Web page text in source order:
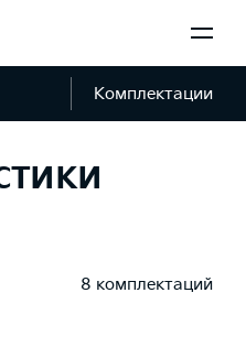
Комплектации
8 комплектаций